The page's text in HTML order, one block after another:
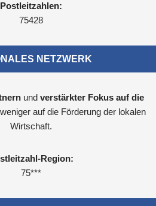
Postleitzahlen:
75428
NETZWERK
und verstärkter Fokus auf die
auf die Förderung der lokalen
Wirtschaft.
Region:
75***